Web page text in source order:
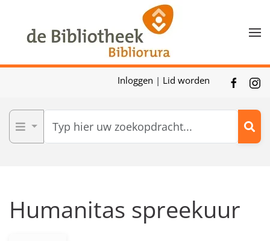
Skip to main content
Inloggen | Lid worden
Humanitas spreekuur